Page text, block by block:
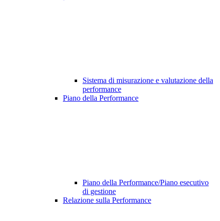
Sistema di misurazione e valutazione della
performance
Piano della Performance
Piano della Performance/Piano esecutivo
di gestione
Relazione sulla Performance